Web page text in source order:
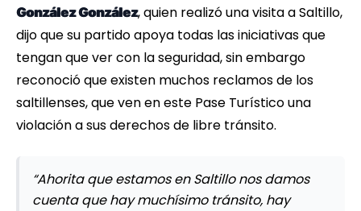
González González, quien realizó una visita a Saltillo,
dijo que su partido apoya todas las iniciativas que
tengan que ver con la seguridad, sin embargo
reconoció que existen muchos reclamos de los
saltillenses, que ven en este Pase Turístico una
violación a sus derechos de libre tránsito.
“Ahorita que estamos en Saltillo nos damos
cuenta que hay muchísimo tránsito, hay